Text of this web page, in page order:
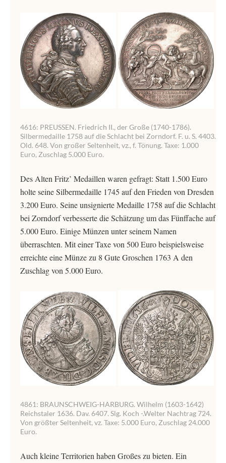
4616: PREUSSEN. Friedrich II., der Große (1740-1786).
Silbermedaille 1758 auf die Schlacht bei Zorndorf. F. u. S. 4403.
Old. 648. Von großer Seltenheit, vz., f. Tönung. Taxe: 1.000
Euro, Zuschlag 5.000 Euro.
Des Alten Fritz’ Medaillen waren gefragt: Statt 1.500 Euro
holte seine Silbermedaille 1745 auf den Frieden von Dresden
3.200 Euro. Seine unsignierte Medaille 1758 auf die Schlacht
bei Zorndorf verbesserte die Schätzung um das Fünffache auf
5.000 Euro. Einige Münzen unter seinem Namen
überraschten. Mit einer Taxe von 500 Euro beispielsweise
erreichte eine Münze zu 8 Gute Groschen 1763 A den
Zuschlag von 5.000 Euro.
4861: BRAUNSCHWEIG-HARBURG. Wilhelm (1603-1642)
Reichstaler 1636. Dav. 6407. Slg. Koch -.Welter Nachtrag 724.
Von größter Seltenheit, vz. Taxe: 5.000 Euro, Zuschlag 24.000
Euro.
Auch kleine Territorien haben Großes zu bieten. Ein